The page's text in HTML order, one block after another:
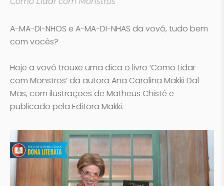
A-MA-DI-NHOS e A-MA-DI-NHAS da vovó, tudo bem
com vocês?
Hoje a vovó trouxe uma dica o livro ‘Como Lidar
com Monstros’ da autora Ana Carolina Makki Dal
Mas, com ilustrações de Matheus Chisté e
publicado pela Editora Makki.